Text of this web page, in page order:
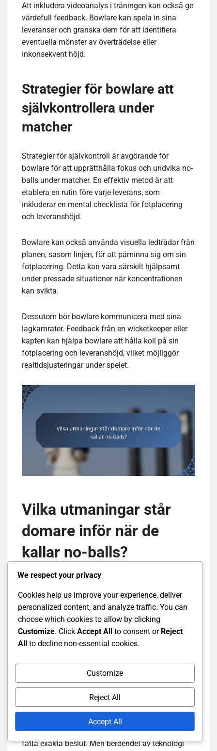
Att inkludera videoanalys i träningen kan också ge
värdefull feedback. Bowlare kan spela in sina
leveranser och granska dem för att identifiera
eventuella mönster av överträdelse eller
inkonsekvent höjd.
Strategier för bowlare att
självkontrollera under
matcher
Strategier för självkontroll är avgörande för
bowlare för att upprätthålla fokus och undvika no-
balls under matcher. En effektiv metod är att
etablera en rutin före varje leverans, som
inkluderar en mental checklista för fotplacering
och leveranshöjd.
Bowlare kan också använda visuella ledtrådar från
planen, såsom linjen, för att påminna sig om sin
fotplacering. Detta kan vara särskilt hjälpsamt
under pressade situationer när koncentrationen
kan svikta.
Dessutom bör bowlare kommunicera med sina
lagkamrater. Feedback från en wicketkeeper eller
kapten kan hjälpa bowlare att hålla koll på sin
fotplacering och leveranshöjd, vilket möjliggör
realtidsjusteringar under spelet.
Vilka utmaningar står
domare inför när de
kallar no-balls?
Domare står inför flera utmaningar när de kallar
no-balls, främst på grund av behovet av precision
och påverkan av teknologi. Kriterierna för en no-
ball kan vara subjektiva, och verkställandet kan
variera beroende på matchens kontext, spelarnas
reaktioner och historiska prejudikat.
Teknologi i no-ball-beslut
Teknologi spelar en avgörande roll i modern
cricket, särskilt i no-ball-detektering. System som
bollsökning och videorepriser hjälper domarna att
fatta exakta beslut. Men beroendet av teknologi
We respect your privacy
Cookies help us improve your experience, deliver
personalized content, and analyze traffic. You can
choose which cookies to allow by clicking
Customize. Click Accept All to consent or Reject
All to decline non-essential cookies.
Customize
Reject All
Accept All